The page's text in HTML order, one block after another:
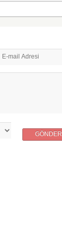
E-mail Adresi
GÖNDER